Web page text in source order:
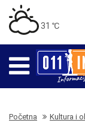
31 ℃
Početna Kultura i